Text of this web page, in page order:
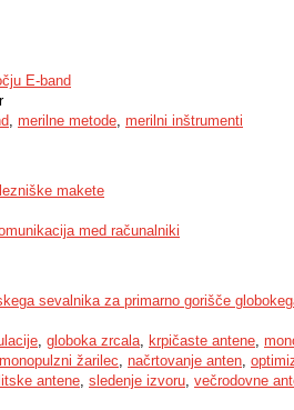
E-band
, merilne metode, merilni inštrumenti
makete
med računalniki
sevalnika za primarno gorišče
, globoka zrcala, krpičaste antene,
monopulzni žarilec, načrtovanje anten,
antene, sledenje izvoru, večrodovne